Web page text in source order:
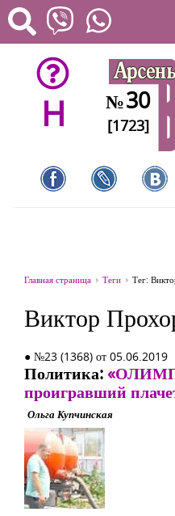
H №30
[1723]
Главная страница Теги Тег:
Виктор
● №23 (1368) от 05.06.2019
Политика:
проигравший
Ольга Купчинская